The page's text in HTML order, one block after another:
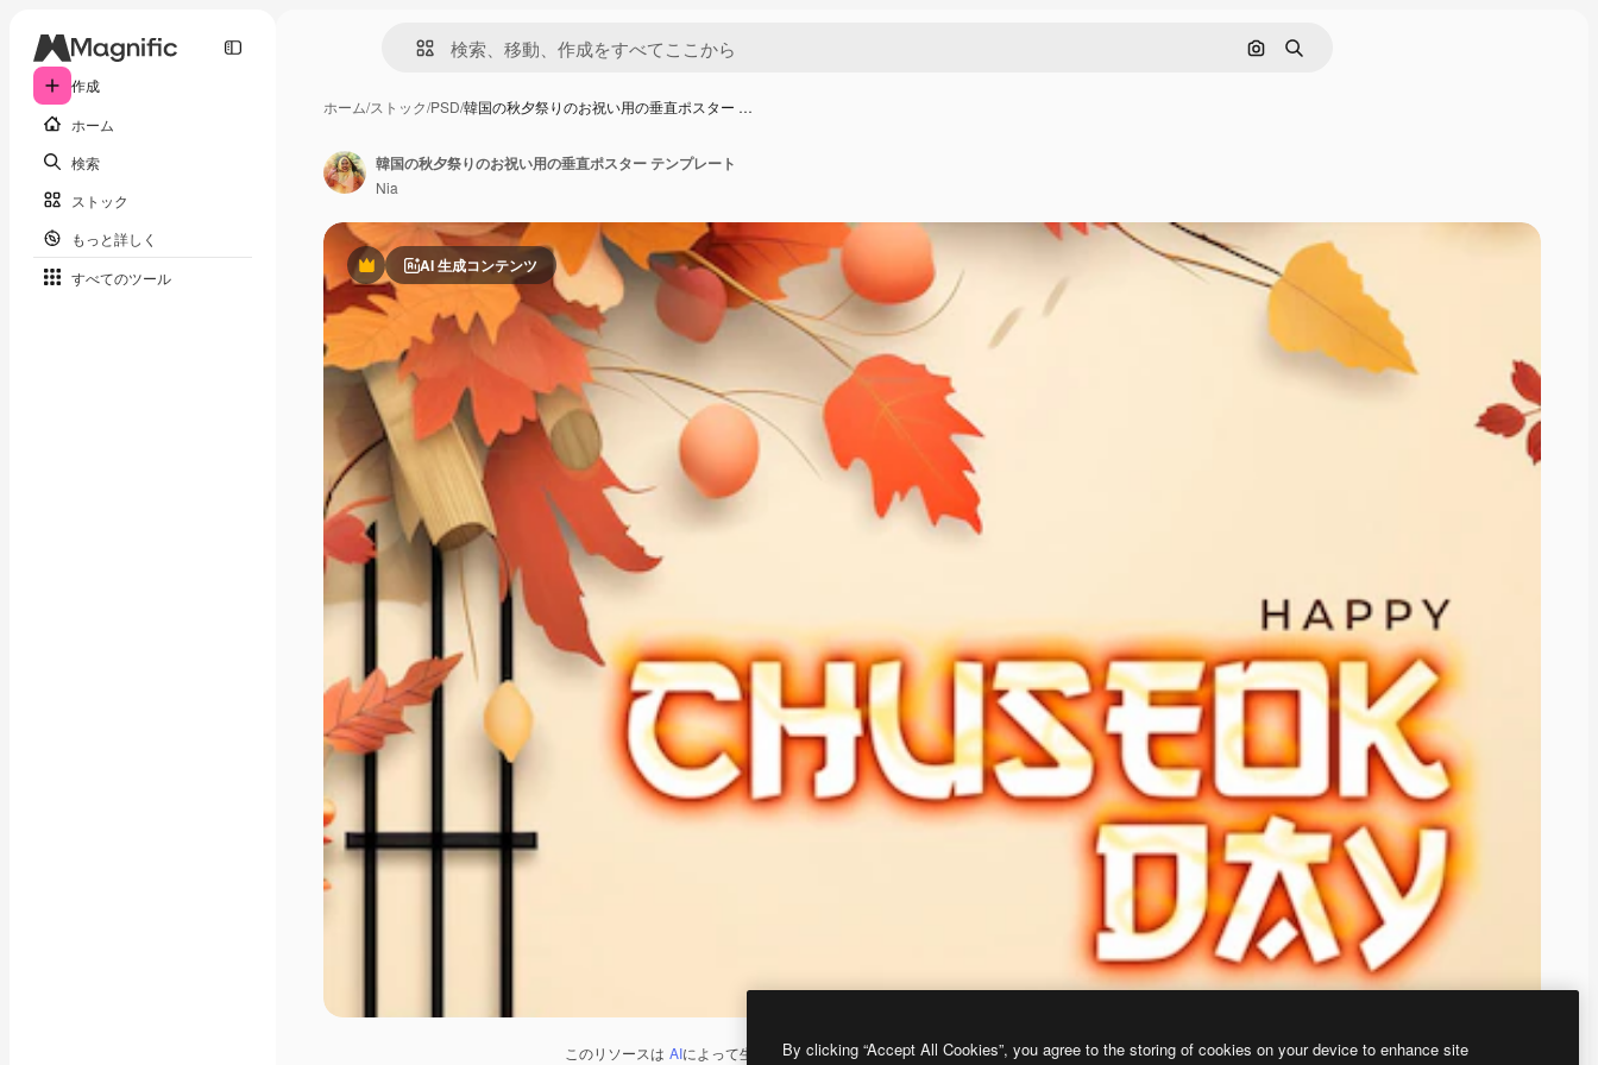
作成
ホーム
検索
ストック
もっと詳しく
すべてのツール
画像で検索
検索
ホーム/ストック/PSD/韓国の秋夕祭りのお祝い用の垂直ポスター …
PremiumAI 生成コンテンツ
このリソースは AIによって生成されたものです。 AI画像生成ツールを使うと、あなた独自の画像を作成できます。
韓国の秋夕祭りのお祝い用の垂直ポスター テンプレート
Nia
By clicking “Accept All Cookies”, you agree to the storing of cookies on your device to enhance site